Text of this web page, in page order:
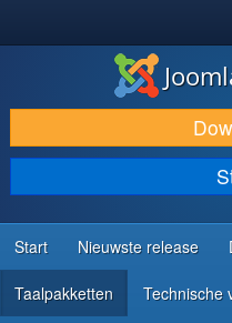
DOWNLOAD & BREID UIT
ONTDEK & LEER
COMMUNITY & ONDERSTEUNING
ONTWIKKELAARSBRONNEN
Start Nieuwste release
Taalpakketten Technische